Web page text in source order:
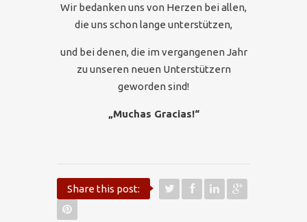
Wir bedanken uns von Herzen bei allen,
die uns schon lange unterstützen,
und bei denen, die im vergangenen Jahr
zu unseren neuen Unterstützern
geworden sind!
„Muchas Gracias!“
Share this post: